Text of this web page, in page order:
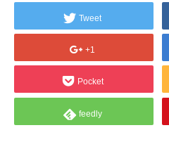
Tweet
+1
Pocket
feedly